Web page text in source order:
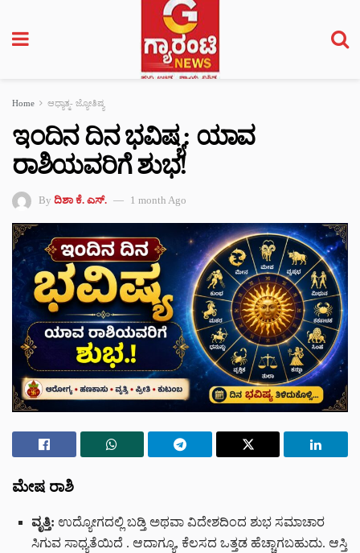
Home ಆಧ್ಯಾತ್ಮ- ಜ್ಯೋತಿಷ್ಯ
ಇಂದಿನ ದಿನ ಭವಿಷ್ಯ: ಯಾವ
ರಾಶಿಯವರಿಗೆ ಶುಭ!
By ದಿಶಾ ಕೆ. ಎಸ್. 1 month Ago
ಮೇಷ ರಾಶಿ
ವೃತ್ತಿ: ಉದ್ಯೋಗದಲ್ಲಿ ಬಡ್ತಿ ಅಥವಾ ವಿದೇಶದಿಂದ ಶುಭ ಸಮಾಚಾರ
ಸಿಗುವ ಸಾಧ್ಯತೆಯಿದೆ . ಆದಾಗ್ಯೂ, ಕೆಲಸದ ಒತ್ತಡ ಹೆಚ್ಚಾಗಬಹುದು. ಆಸ್ತಿ